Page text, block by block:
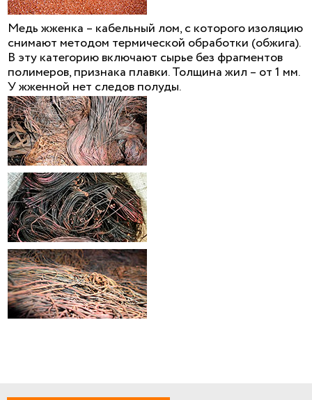
Медь жженка – кабельный лом, с которого изоляцию
снимают методом термической обработки (обжига).
В эту категорию включают сырье без фрагментов
полимеров, признака плавки. Толщина жил – от 1 мм.
У жженной нет следов полуды.